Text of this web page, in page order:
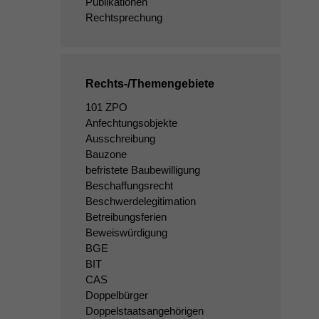
Rechtsprechung
Rechts-/Themengebiete
101 ZPO
Anfechtungsobjekte
Ausschreibung
Bauzone
befristete Baubewilligung
Beschaffungsrecht
Beschwerdelegitimation
Betreibungsferien
Beweiswürdigung
BGE
BIT
CAS
Doppelbürger
Doppelstaatsangehörigen